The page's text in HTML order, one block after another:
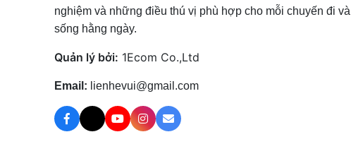
nghiệm và những điều thú vị phù hợp cho mỗi chuyến đi
sống hằng ngày.
Quản lý bởi: 1Ecom Co.,Ltd
Email: lienhevui@gmail.com